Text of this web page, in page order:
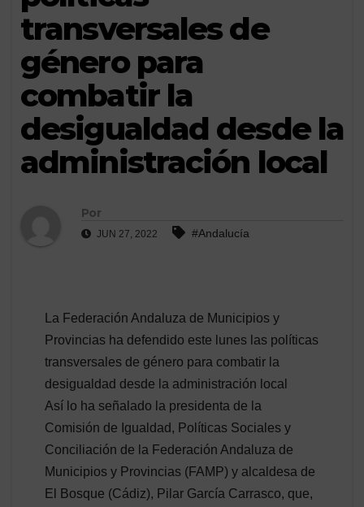
transversales de
género para
combatir la
desigualdad desde la
administración local
Por
JUN 27, 2022 #Andalucía
La Federación Andaluza de Municipios y
Provincias ha defendido este lunes las políticas
transversales de género para combatir la
desigualdad desde la administración local
Así lo ha señalado la presidenta de la
Comisión de Igualdad, Políticas Sociales y
Conciliación de la Federación Andaluza de
Municipios y Provincias (FAMP) y alcaldesa de
El Bosque (Cádiz), Pilar García Carrasco, que,